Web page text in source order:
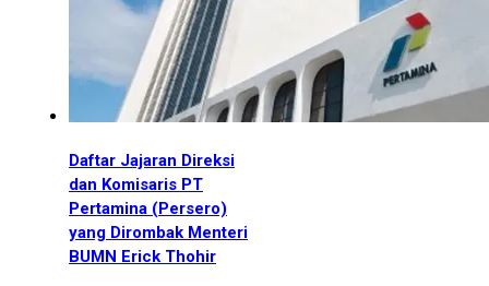
Daftar Jajaran Direksi
dan Komisaris PT
Pertamina (Persero)
yang Dirombak Menteri
BUMN Erick Thohir